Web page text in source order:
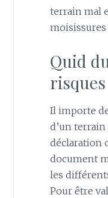
terrain mal
moisissures
Quid
risques
Il importe
d’un
déclaration
document
les
Pour être